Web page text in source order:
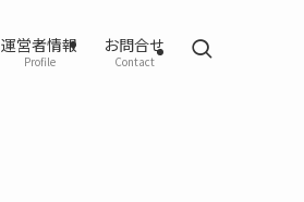
運営者情報
Profile
お問合せ
Contact